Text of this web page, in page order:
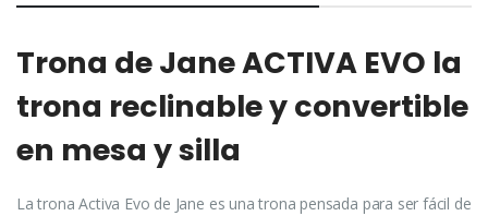
Trona de Jane ACTIVA EVO la
trona reclinable y convertible
en mesa y silla
La trona Activa Evo de Jane es una trona pensada para ser fácil de